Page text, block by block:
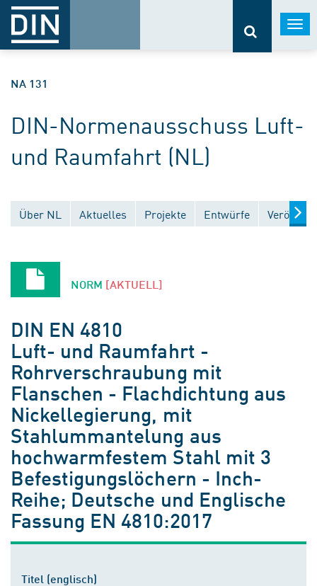
NA 131
DIN-Normenausschuss Luft-
und Raumfahrt (NL)
Über NL Aktuelles Projekte Entwürfe
NORM [AKTUELL]
DIN EN 4810
Luft- und Raumfahrt -
Rohrverschraubung mit
Flanschen - Flachdichtung aus
Nickellegierung, mit
Stahlummantelung aus
hochwarmfestem Stahl mit 3
Befestigungslöchern - Inch-
Reihe; Deutsche und Englische
Fassung EN 4810:2017
Titel (englisch)